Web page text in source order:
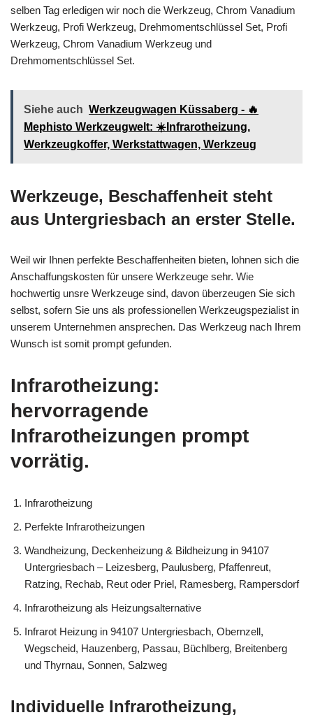
selben Tag erledigen wir noch die Werkzeug, Chrom Vanadium
Werkzeug, Profi Werkzeug, Drehmomentschlüssel Set, Profi
Werkzeug, Chrom Vanadium Werkzeug und
Drehmomentschlüssel Set.
Siehe auch Werkzeugwagen Küssaberg - 🔥
Mephisto Werkzeugwelt: ☀️Infrarotheizung,
Werkzeugkoffer, Werkstattwagen, Werkzeug
Werkzeuge, Beschaffenheit steht
aus Untergriesbach an erster Stelle.
Weil wir Ihnen perfekte Beschaffenheiten bieten, lohnen sich die
Anschaffungskosten für unsere Werkzeuge sehr. Wie
hochwertig unsre Werkzeuge sind, davon überzeugen Sie sich
selbst, sofern Sie uns als professionellen Werkzeugspezialist in
unserem Unternehmen ansprechen. Das Werkzeug nach Ihrem
Wunsch ist somit prompt gefunden.
Infrarotheizung:
hervorragende
Infrarotheizungen prompt
vorrätig.
Infrarotheizung
Perfekte Infrarotheizungen
Wandheizung, Deckenheizung & Bildheizung in 94107
Untergriesbach – Leizesberg, Paulusberg, Pfaffenreut,
Ratzing, Rechab, Reut oder Priel, Ramesberg, Rampersdorf
Infrarotheizung als Heizungsalternative
Infrarot Heizung in 94107 Untergriesbach, Obernzell,
Wegscheid, Hauzenberg, Passau, Büchlberg, Breitenberg
und Thyrnau, Sonnen, Salzweg
Individuelle Infrarotheizung,